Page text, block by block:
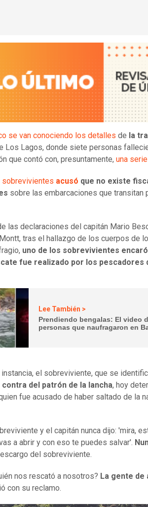
se van conociendo los detalles de la
Los Lagos, donde siete personas
que contó con, presuntamente, una
sobrevivientes acusó que no existe
sobre las embarcaciones que transitan
las declaraciones del capitán Mario
tras el hallazgo de los cuerpos de
uno de los sobrevivientes
fue realizado por los pescadores
Lee También >
Prendiendo bengalas: El video
personas que naufragaron en
instancia, el sobreviviente, que se
contra del patrón de la lancha, hoy
fue acusado de haber saltado de la
y el capitán nunca dijo: 'mira,
a abrir y con eso te puedes salvar'.
del sobreviviente.
nos rescató a nosotros? La gente de
con su reclamo.